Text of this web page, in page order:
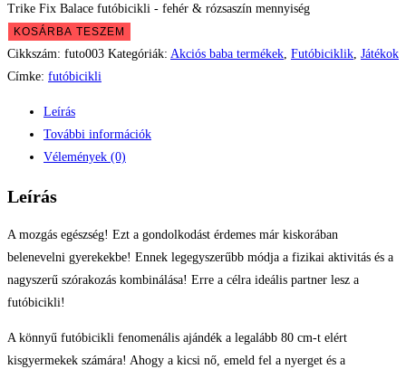
Trike Fix Balace futóbicikli - fehér & rózsaszín mennyiség
KOSÁRBA TESZEM
Cikkszám: futo003 Kategóriák: Akciós baba termékek Futóbiciklik Játékok
Címke: futóbicikli
Leírás
További információk
Vélemények (0)
Leírás
A mozgás egészség! Ezt a gondolkodást érdemes már kiskorában
belenevelni gyerekekbe! Ennek legegyszerűbb módja a fizikai aktivitás és a
nagyszerű szórakozás kombinálása! Erre a célra ideális partner lesz a
futóbicikli!
A könnyű futóbicikli fenomenális ajándék a legalább 80 cm-t elért
kisgyermekek számára! Ahogy a kicsi nő, emeld fel a nyerget és a